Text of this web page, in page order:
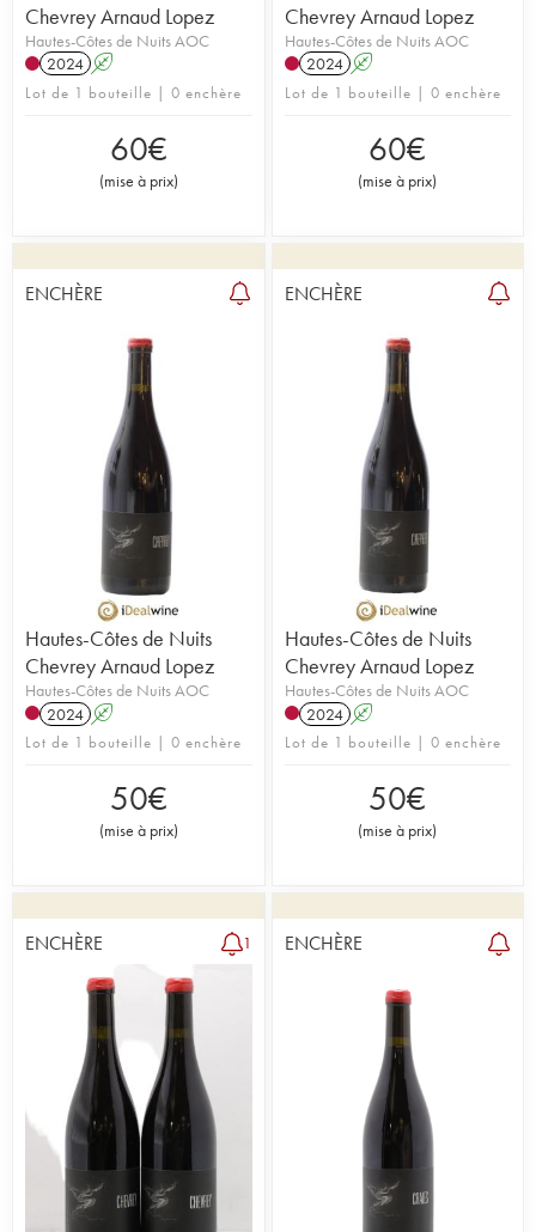
Chevrey Arnaud Lopez
Hautes-Côtes de Nuits AOC
2024 A
Lot de 1 bouteille | 0 enchère
60€
(mise à prix)
Chevrey Arnaud Lopez
Hautes-Côtes de Nuits AOC
2024 A
Lot de 1 bouteille | 0 enchère
60€
(mise à prix)
ENCHÈRE
Hautes-Côtes de Nuits
Chevrey Arnaud Lopez
Hautes-Côtes de Nuits AOC
2024 A
Lot de 1 bouteille | 0 enchère
50€
(mise à prix)
ENCHÈRE
Hautes-Côtes de Nuits
Chevrey Arnaud Lopez
Hautes-Côtes de Nuits AOC
2024 A
Lot de 1 bouteille | 0 enchère
50€
(mise à prix)
ENCHÈRE 1 ENCHÈRE